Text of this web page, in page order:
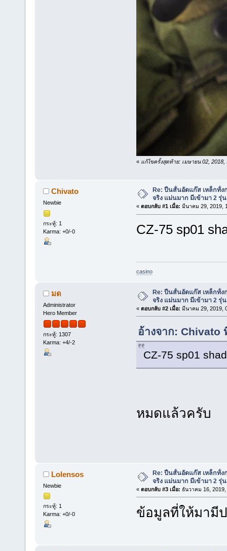
« แก้ไขครั้งสุดท้าย: เมษายน 02,
Chivato
Newbie
กระทู้: 1
Karma: +0/-0
Re: ปืนสั้นอัดแก๊ส เหล็กทั้ง
จริง แม่นมาก มีเข้ามา 2 รุ่
« ตอบกลับ #1 เมื่อ: มีนาคม 29, 2019,
CZ-75 sp01
casino
มด
Administrator
Hero Member
กระทู้: 1307
Karma: +4/-2
Re: ปืนสั้นอัดแก๊ส เหล็กทั้ง
จริง แม่นมาก มีเข้ามา 2 รุ่
« ตอบกลับ #2 เมื่อ: มีนาคม 29, 2019,
อ้างจาก: Chivato
CZ-75 sp01
หมดแล้วครับ
Lolensos
Newbie
กระทู้: 1
Karma: +0/-0
Re: ปืนสั้นอัดแก๊ส เหล็กทั้ง
จริง แม่นมาก มีเข้ามา 2 รุ่
« ตอบกลับ #3 เมื่อ: ธันวาคม 16,
ข้อมูลที่ให้มา